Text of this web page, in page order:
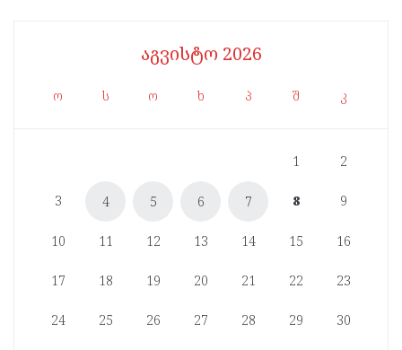
აგვისტო 2026
ო ს ო ხ პ შ კ
1 2
3 4 5 6 7 8 9
10 11 12 13 14 15 16
17 18 19 20 21 22 23
24 25 26 27 28 29 30